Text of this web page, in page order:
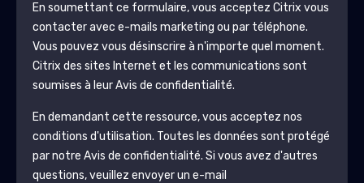
En soumettant ce formulaire, vous acceptez Citrix vous
contacter avec e-mails marketing ou par téléphone.
Vous pouvez vous désinscrire à n'importe quel moment.
Citrix des sites Internet et les communications sont
soumises à leur Avis de confidentialité.
En demandant cette ressource, vous acceptez nos
conditions d'utilisation. Toutes les données sont protégé
par notre Avis de confidentialité. Si vous avez d'autres
questions, veuillez envoyer un e-mail